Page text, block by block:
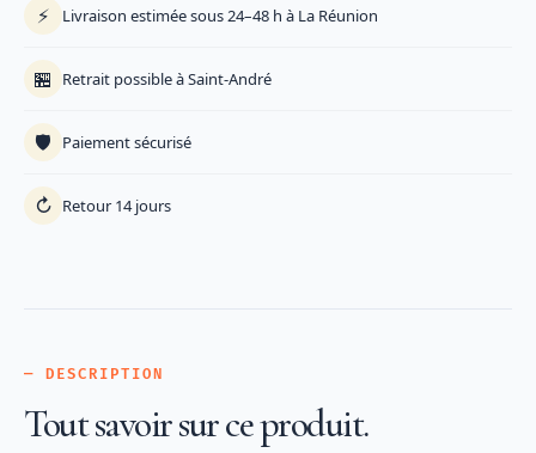
⚡ Livraison estimée sous 24–48 h à La Réunion
🏪 Retrait possible à Saint-André
🛡️ Paiement sécurisé
↻ Retour 14 jours
— DESCRIPTION
Tout savoir sur ce produit.